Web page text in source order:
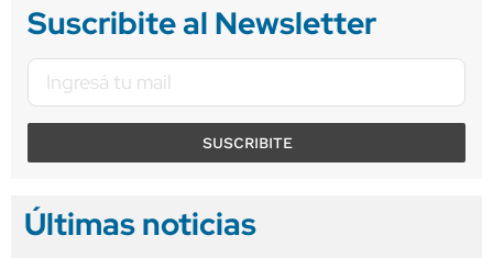
Suscribite al Newsletter
SUSCRIBITE
Últimas noticias